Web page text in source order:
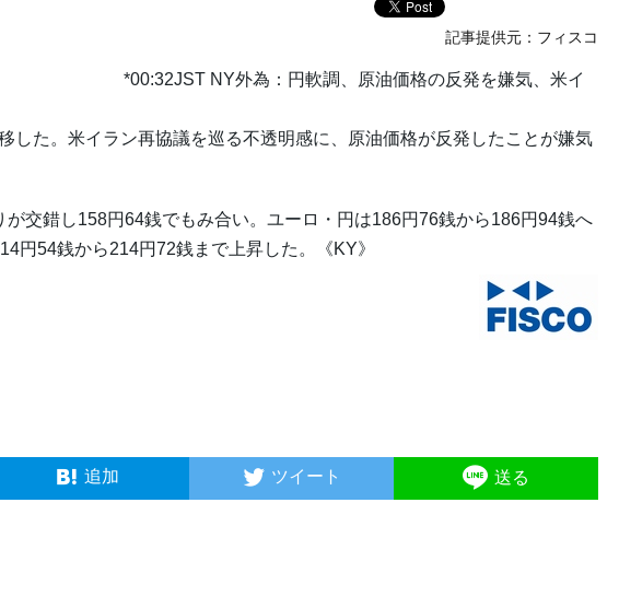
記事提供元： フィスコ
*00:32JST NY外為：円軟調、原油価格の反発を嫌気、米イ
した。米イラン再協議を巡る不透明感に、原油価格が反発したことが嫌気
が交錯し158円64銭でもみ合い。ユーロ・円は186円76銭から186円94銭へ
円54銭から214円72銭まで上昇した。《KY》
追加 ツイート 送る